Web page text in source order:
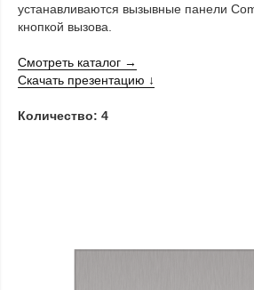
устанавливаются вызывные панели
кнопкой вызова.
Смотреть каталог →
Скачать презентацию ↓
Количество: 4